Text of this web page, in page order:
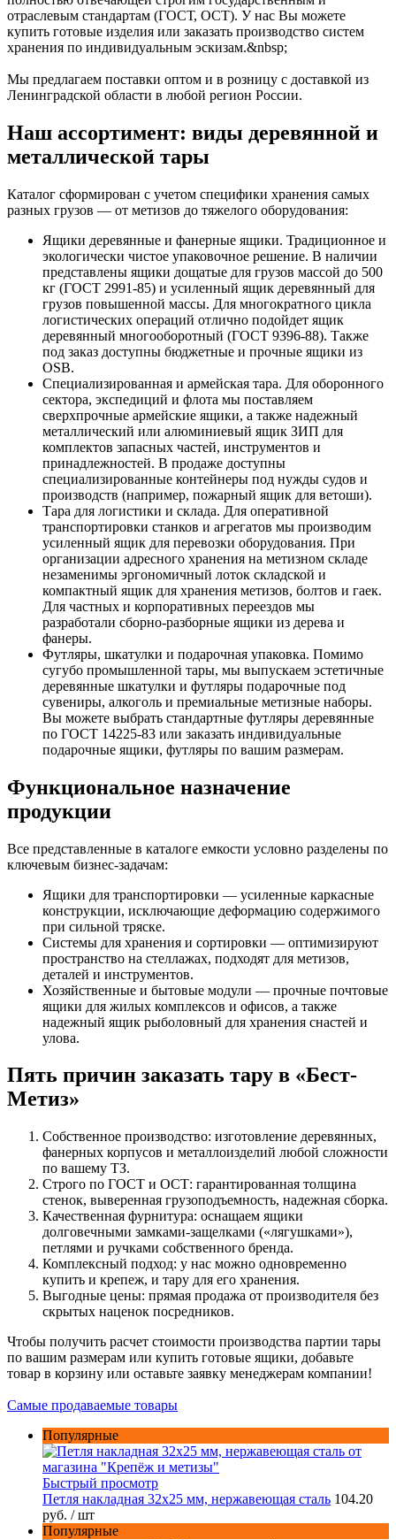
отраслевым стандартам (ГОСТ, ОСТ). У нас Вы можете
купить готовые изделия или заказать производство систем
хранения по индивидуальным эскизам.&nbsp;
Мы предлагаем поставки оптом и в розницу с доставкой из
Ленинградской области в любой регион России.
Наш ассортимент: виды деревянной и
металлической тары
Каталог сформирован с учетом специфики хранения самых
разных грузов — от метизов до тяжелого оборудования:
Ящики деревянные и фанерные ящики. Традиционное и
экологически чистое упаковочное решение. В наличии
представлены ящики дощатые для грузов массой до 500
кг (ГОСТ 2991-85) и усиленный ящик деревянный для
грузов повышенной массы. Для многократного цикла
логистических операций отлично подойдет ящик
деревянный многооборотный (ГОСТ 9396-88). Также
под заказ доступны бюджетные и прочные ящики из
OSB.
Специализированная и армейская тара. Для оборонного
сектора, экспедиций и флота мы поставляем
сверхпрочные армейские ящики, а также надежный
металлический или алюминиевый ящик ЗИП для
комплектов запасных частей, инструментов и
принадлежностей. В продаже доступны
специализированные контейнеры под нужды судов и
производств (например, пожарный ящик для ветоши).
Тара для логистики и склада. Для оперативной
транспортировки станков и агрегатов мы производим
усиленный ящик для перевозки оборудования. При
организации адресного хранения на метизном складе
незаменимы эргономичный лоток складской и
компактный ящик для хранения метизов, болтов и гаек.
Для частных и корпоративных переездов мы
разработали сборно-разборные ящики из дерева и
фанеры.
Футляры, шкатулки и подарочная упаковка. Помимо
сугубо промышленной тары, мы выпускаем эстетичные
деревянные шкатулки и футляры подарочные под
сувениры, алкоголь и премиальные метизные наборы.
Вы можете выбрать стандартные футляры деревянные
по ГОСТ 14225-83 или заказать индивидуальные
подарочные ящики, футляры по вашим размерам.
Функциональное назначение
продукции
Все представленные в каталоге емкости условно разделены по
ключевым бизнес-задачам:
Ящики для транспортировки — усиленные каркасные
конструкции, исключающие деформацию содержимого
при сильной тряске.
Системы для хранения и сортировки — оптимизируют
пространство на стеллажах, подходят для метизов,
деталей и инструментов.
Хозяйственные и бытовые модули — прочные почтовые
ящики для жилых комплексов и офисов, а также
надежный ящик рыболовный для хранения снастей и
улова.
Пять причин заказать тару в «Бест-
Метиз»
Собственное производство: изготовление деревянных,
фанерных корпусов и металлоизделий любой сложности
по вашему ТЗ.
Строго по ГОСТ и ОСТ: гарантированная толщина
стенок, выверенная грузоподъемность, надежная сборка.
Качественная фурнитура: оснащаем ящики
долговечными замками-защелками («лягушками»),
петлями и ручками собственного бренда.
Комплексный подход: у нас можно одновременно
купить и крепеж, и тару для его хранения.
Выгодные цены: прямая продажа от производителя без
скрытых наценок посредников.
Чтобы получить расчет стоимости производства партии тары
по вашим размерам или купить готовые ящики, добавьте
товар в корзину или оставьте заявку менеджерам компании!
Самые продаваемые товары
Популярные
Быстрый просмотр
Петля накладная 32х25 мм, нержавеющая сталь 104.20
руб. / шт
Популярные